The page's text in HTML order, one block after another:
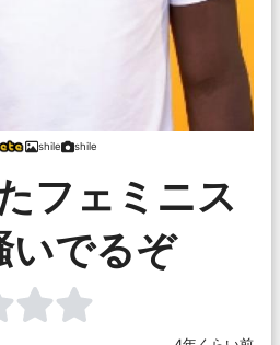
shile shile
フェミニス
いでるぞ